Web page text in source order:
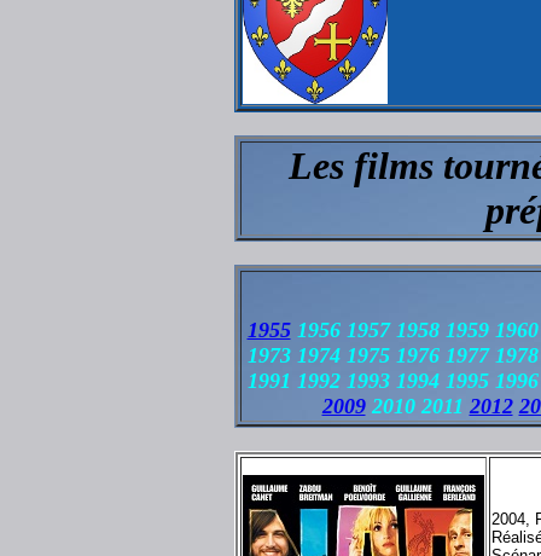
Les films
19551956 1957 1958 1959
1973 1974 1975 1976 1977
1991 1992 1993 1994 1995
20092010 2011 2012
2004,